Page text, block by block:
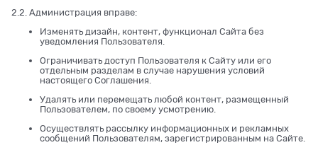
2.2. Администрация вправе:
Изменять дизайн, контент, функционал Сайта без
уведомления Пользователя.
Ограничивать доступ Пользователя к Сайту или его
отдельным разделам в случае нарушения условий
настоящего Соглашения.
Удалять или перемещать любой контент, размещенный
Пользователем, по своему усмотрению.
Осуществлять рассылку информационных и рекламных
сообщений Пользователям, зарегистрированным на Сайте.